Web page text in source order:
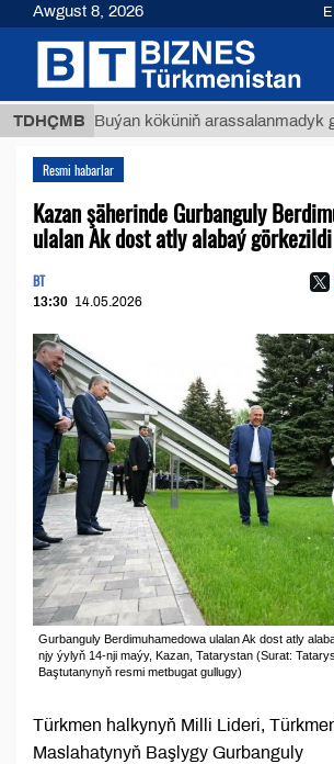
TDHÇMB
Buýan köküniň arassalanmadyk
Resmi habarlar
Kazan şäherinde Gurbanguly
ulalan Ak dost atly alabaý görkezildi
BT
13:30 14.05.2026
Gurbanguly Berdimuhamedowa ulalan Ak dost atly
njy ýylyň 14-nji maýy, Kazan, Tatarystan (Surat:
Baştutanynyň resmi metbugat gullugy)
Türkmen halkynyň Milli Lideri,
Maslahatynyň Başlygy Gurbanguly
Awgust 8, 2026